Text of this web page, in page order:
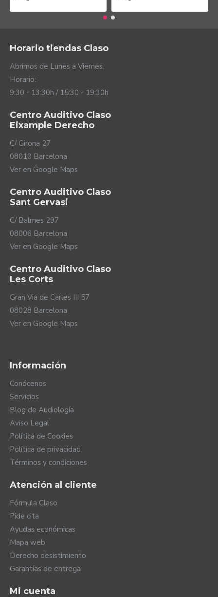
Horario tiendas Claso
Abrimos de Lunes a Viernes.
Horario:
9:30 - 13:30h / 15:30 - 19:30h
Centro Auditivo Claso
Eixample Derecho
C/ Girona 27
08010 Barcelona
Ver en Google Maps
Centro Auditivo Claso
Sant Gervasi
C/ Balmes 297
08006 Barcelona
Ver en Google Maps
Centro Auditivo Claso
Les Corts
Gran Via de Carles III 57
08028 Barcelona
Ver en Google Maps
Información
Conócenos
Servicios
Blog de Audiología
Aviso Legal
Política de Cookies
Política de privacidad
Términos y condiciones
Atención al cliente
Fórmula Claso
Pide cita
Ayudas económicas
Mapa web
Derecho desistimiento
Garantías de entrega
Mi cuenta